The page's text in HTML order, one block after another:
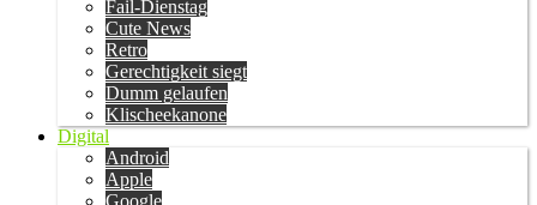
Fail-Dienstag
Cute News
Retro
Gerechtigkeit siegt
Dumm gelaufen
Klischeekanone
Digital
Android
Apple
Google